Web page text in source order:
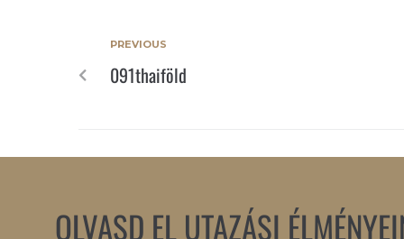
PREVIOUS
091thaiföld
OLVASD EL UTAZÁSI